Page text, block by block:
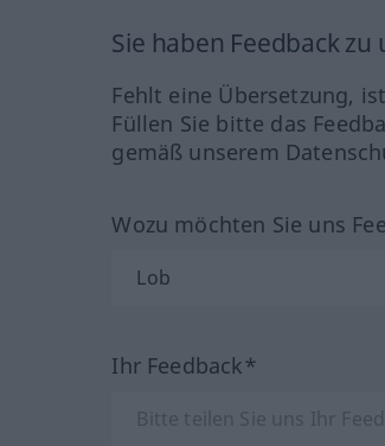
Sie haben Feedback
Fehlt eine Übersetzung,
Füllen Sie bitte das
gemäß unserem
Wozu möchten Sie uns
Ihr Feedback*